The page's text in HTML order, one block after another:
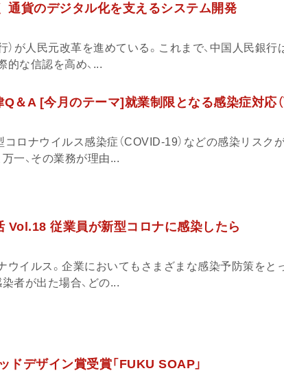
通貨のデジタル化を支えるシステム開発
）が人民元改革を進めている。これまで、中国人民銀行は
的な信認を高め、...
＆A [今月のテーマ]就業制限となる感染症対応（
ロナウイルス感染症（COVID-19）などの感染リスク
一、その業務が理由...
Vol.18 従業員が新型コロナに感染したら
ウイルス。企業においてもさまざまな感染予防策をと
者が出た場合、どの...
ドデザイン賞受賞「FUKU SOAP」